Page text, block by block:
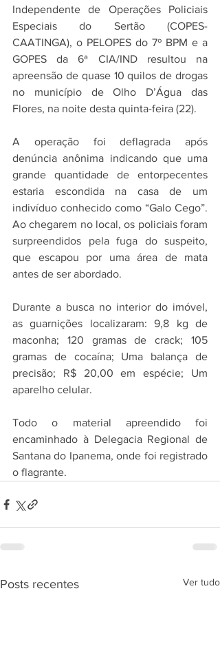
Independente de Operações Policiais
Especiais do Sertão (COPES-
CAATINGA), o PELOPES do 7º BPM e a
GOPES da 6ª CIA/IND resultou na
apreensão de quase 10 quilos de drogas
no município de Olho D’Água das
Flores, na noite desta quinta-feira (22).
A operação foi deflagrada após
denúncia anônima indicando que uma
grande quantidade de entorpecentes
estaria escondida na casa de um
indivíduo conhecido como “Galo Cego”.
Ao chegarem no local, os policiais foram
surpreendidos pela fuga do suspeito,
que escapou por uma área de mata
antes de ser abordado.
Durante a busca no interior do imóvel,
as guarnições localizaram: 9,8 kg de
maconha; 120 gramas de crack; 105
gramas de cocaína; Uma balança de
precisão; R$ 20,00 em espécie; Um
aparelho celular.
Todo o material apreendido foi
encaminhado à Delegacia Regional de
Santana do Ipanema, onde foi registrado
o flagrante.
Posts recentes Ver tudo